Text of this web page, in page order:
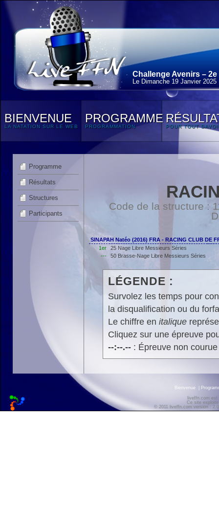
Challenge Avenirs – 2e
Le Dimanche 19 Janvier 2025
BIENVENUE
LA NATATION SUR LE WEB
PROGRAMME
PROGRAMMATION POUR TOUT
Programme
Résultats
Structures
Participants
Code de la structure :
SINAPAH Natéo (2016) FRA - RACING CLUB DE
1er
25 Nage Libre Messieurs Séries
---
50 Brasse-Nage Libre Messieurs Séries
LÉGENDE :
Survolez les temps pour
la disqualification ou du
Le chiffre en italique
Cliquez sur une épreuve
--:--.--: Épreuve non
Bienvenue
liveffn.com est
Ce site
© 2011 liveffn.com version :